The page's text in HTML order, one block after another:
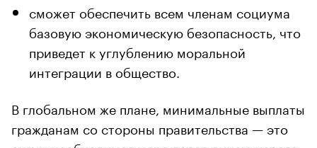
сможет обеспечить всем членам социума
базовую экономическую безопасность, что
приведет к углублению моральной
интеграции в общество.
В глобальном же плане, минимальные выплаты
гражданам со стороны правительства — это